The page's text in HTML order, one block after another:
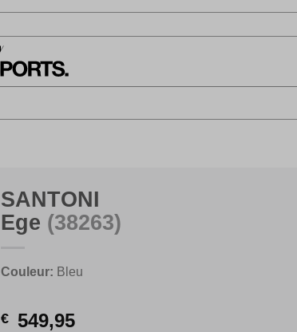
SANTONI
Ege (38263)
Couleur: Bleu
€ 549,95